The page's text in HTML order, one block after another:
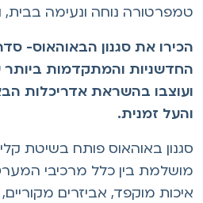
נוחה ונעימה בבית,
את סגנון הבאוהאוס-
והמתקדמות ביותר
בהשראת אדריכלות
זמנית.
בין כלל מרכיבי
מוקפד, אביזרים מקוריים,